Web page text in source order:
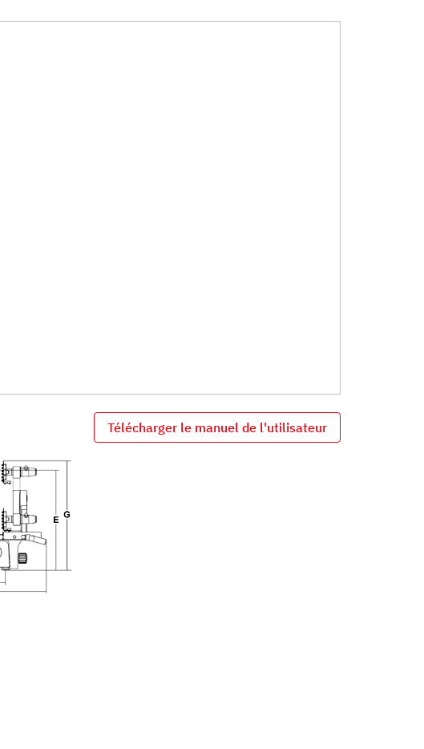
Télécharger le manuel de l'utilisateur